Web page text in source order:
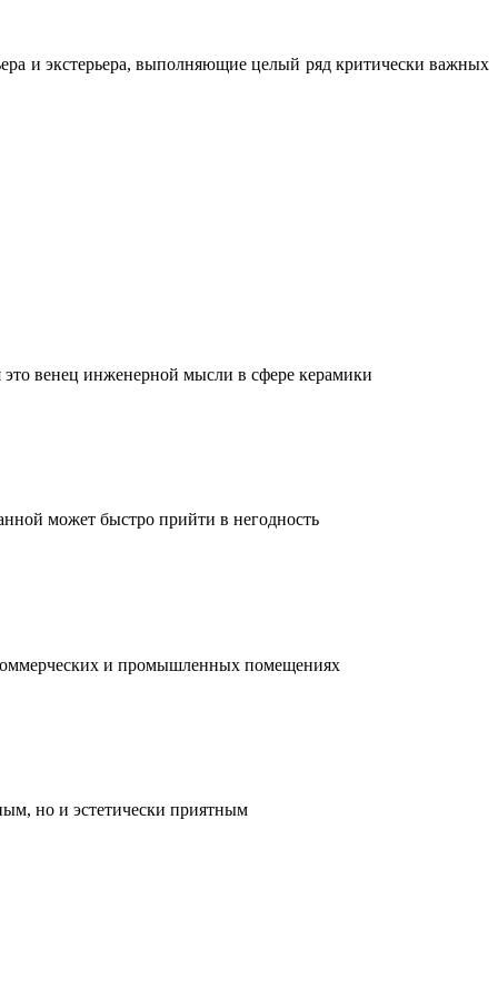
и экстерьера, выполняющие целый ряд критически важных
венец инженерной мысли в сфере керамики
может быстро прийти в негодность
и промышленных помещениях
но и эстетически приятным